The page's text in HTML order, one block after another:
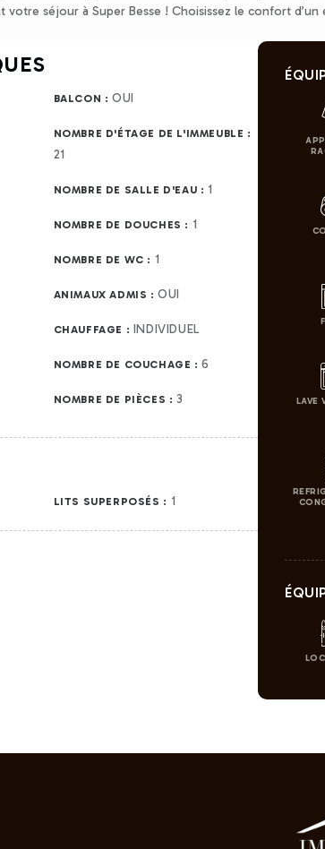
votre séjour à Super Besse ! Choisissez le confort
BALCON :OUI
NOMBRE D'ÉTAGE DE L'IMMEUBLE :
21
NOMBRE DE SALLE D'EAU : 1
NOMBRE DE DOUCHES : 1
NOMBRE DE WC : 1
ANIMAUX ADMIS :OUI
CHAUFFAGE : INDIVIDUEL
NOMBRE DE COUCHAGE :6
NOMBRE DE PIÈCES :3
LITS SUPERPOSÉS : 1
LAVE